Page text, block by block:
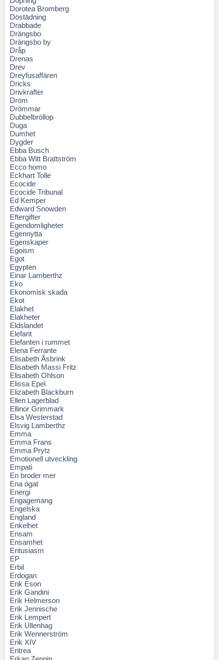
Dorotea Bromberg
Döstädning
Drabbade
Drängsbo
Drängsbo by
Dråp
Drenas
Drev
Dreyfusaffären
Dricks
Drivkrafter
Dröm
Drömmar
Dubbelbröllop
Duga
Dumhet
Dygder
Ebba Busch
Ebba Witt Brattström
Ecco homo
Eckhart Tolle
Ecocide
Ecocide Tribunal
Ed Kemper
Edward Snowden
Eftergifter
Egendomligheter
Egennytta
Egenskaper
Egoism
Egot
Egypten
Einar Lamberthz
Eko
Ekonomisk skada
Ekot
Elakhet
Elakheter
Eldslandet
Elefant
Elefanten i rummet
Elena Ferrante
Elisabeth Åsbrink
Elisabeth Massi Fritz
Elisabeth Ohlson
Elissa Epel
Elizabeth Blackburn
Ellen Lagerblad
Ellinor Grimmark
Elsa Westerstad
Elsvig Lamberthz
Emma
Emma Frans
Emma Prytz
Emotionell utveckling
Empati
En broder mer
Ena ögat
Energi
Engagemang
Engelska
England
Enkelhet
Ensam
Ensamhet
Entusiasm
EP
Erbil
Erdogan
Erik Eson
Erik Gandini
Erik Helmerson
Erik Jennische
Erik Lempert
Erik Ullenhag
Erik Wennerström
Erik XIV
Eritrea